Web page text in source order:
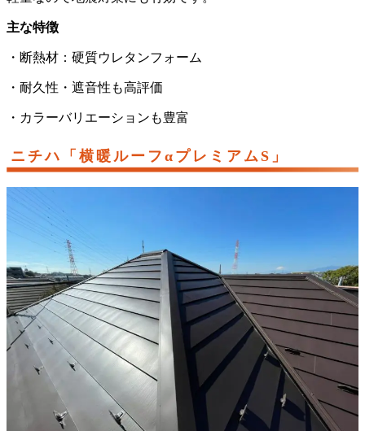
主な特徴
・断熱材：硬質ウレタンフォーム
・耐久性・遮音性も高評価
・カラーバリエーションも豊富
ニチハ「横暖ルーフαプレミアムS」